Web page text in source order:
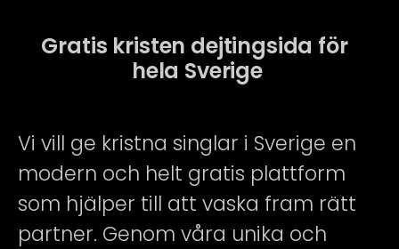
Gratis kristen dejtingsida för
hela Sverige
Vi vill ge kristna singlar i Sverige en
modern och helt gratis plattform
som hjälper till att vaska fram rätt
partner. Genom våra unika och